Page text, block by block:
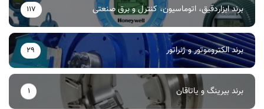
برند ابزاردقیق، اتوماسیون، کنترل و برق صنعتی 117
برند الکتروموتور و ژنراتور 29
برند بیرینگ و یاتاقان 1